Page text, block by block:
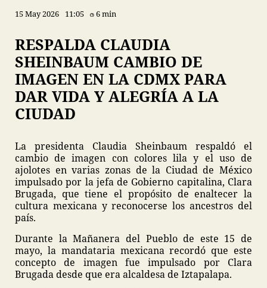
15 May 2026 11:05 6 min
RESPALDA CLAUDIA
SHEINBAUM CAMBIO DE
IMAGEN EN LA CDMX PARA
DAR VIDA Y ALEGRÍA A LA
CIUDAD
La presidenta Claudia Sheinbaum respaldó el
cambio de imagen con colores lila y el uso de
ajolotes en varias zonas de la Ciudad de México
impulsado por la jefa de Gobierno capitalina, Clara
Brugada, que tiene el propósito de enaltecer la
cultura mexicana y reconocerse los ancestros del
país.
Durante la Mañanera del Pueblo de este 15 de
mayo, la mandataria mexicana recordó que este
concepto de imagen fue impulsado por Clara
Brugada desde que era alcaldesa de Iztapalapa.